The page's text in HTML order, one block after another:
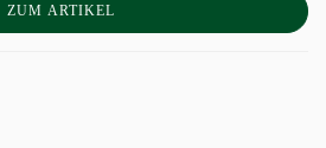
ZUM ARTIKEL